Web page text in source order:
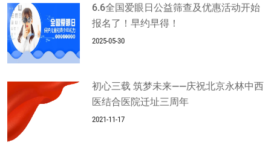
6.6全国爱眼日公益筛查及优惠活动开始
报名了！早约早得！
2025-05-30
初心三载 筑梦未来——庆祝北京永林中西
医结合医院迁址三周年
2021-11-17